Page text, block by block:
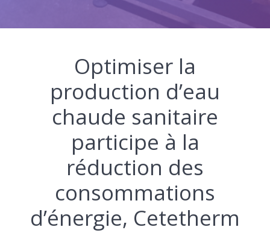
Optimiser la
production d’eau
chaude sanitaire
participe à la
réduction des
consommations
d’énergie, Cetetherm